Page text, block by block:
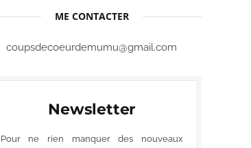
ME CONTACTER
coupsdecoeurdemumu@gmail.com
Newsletter
Pour ne rien manquer des nouveaux